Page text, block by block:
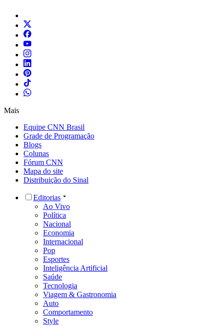
Mais
Equipe CNN Brasil
Grade de Programação
Blogs
Colunas
Fórum CNN
Mapa do site
Distribuição do Sinal
Editorias
Ao Vivo
Política
Nacional
Economia
Internacional
Pop
Esportes
Inteligência Artificial
Saúde
Tecnologia
Viagem & Gastronomia
Auto
Comportamento
Style